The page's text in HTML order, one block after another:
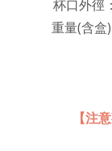
杯口外徑
重量(含盒
【注